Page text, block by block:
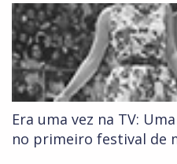
Era uma vez na TV:
no primeiro festival de